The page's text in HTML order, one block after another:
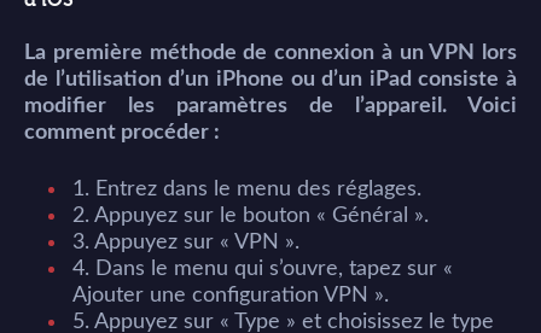
La première méthode de connexion à un VPN lors
de l’utilisation d’un iPhone ou d’un iPad consiste à
modifier les paramètres de l’appareil. Voici
comment procéder :
1. Entrez dans le menu des réglages.
2. Appuyez sur le bouton « Général ».
3. Appuyez sur « VPN ».
4. Dans le menu qui s’ouvre, tapez sur «
Ajouter une configuration VPN ».
5. Appuyez sur « Type » et choisissez le type